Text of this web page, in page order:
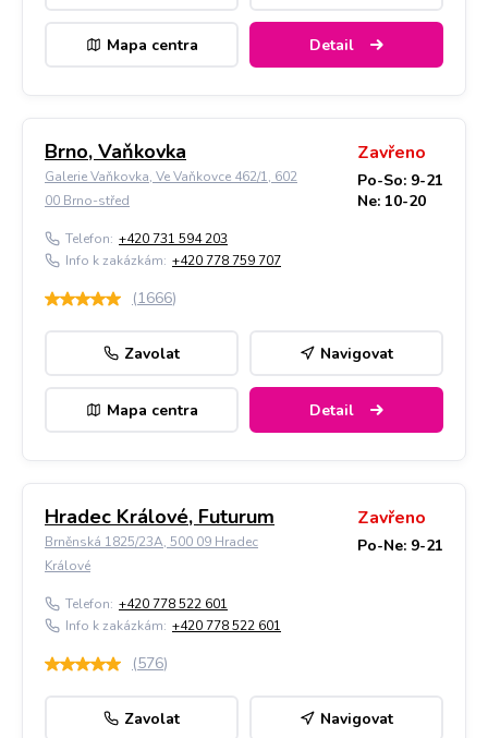
Mapa centra Detail
Brno, Vaňkovka
Galerie Vaňkovka, Ve Vaňkovce 462/1, 602
00 Brno-střed
Zavřeno
Po-So: 9-21
Ne: 10-20
Telefon: +420 731 594 203
Info k zakázkám: +420 778 759 707
(1666)
Zavolat Navigovat
Mapa centra Detail
Hradec Králové, Futurum
Brněnská 1825/23A, 500 09 Hradec
Králové
Zavřeno
Po-Ne: 9-21
Telefon: +420 778 522 601
Info k zakázkám: +420 778 522 601
(576)
Zavolat Navigovat